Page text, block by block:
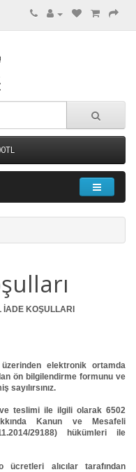
KOŞULLARI
elektronik ortamda
ön bilgilendirme formunu ve
sayılırsınız.
ve teslimi ile ilgili olarak 6502
Kanun ve Mesafeli
29188) hükümleri ile
alıcılar tarafından